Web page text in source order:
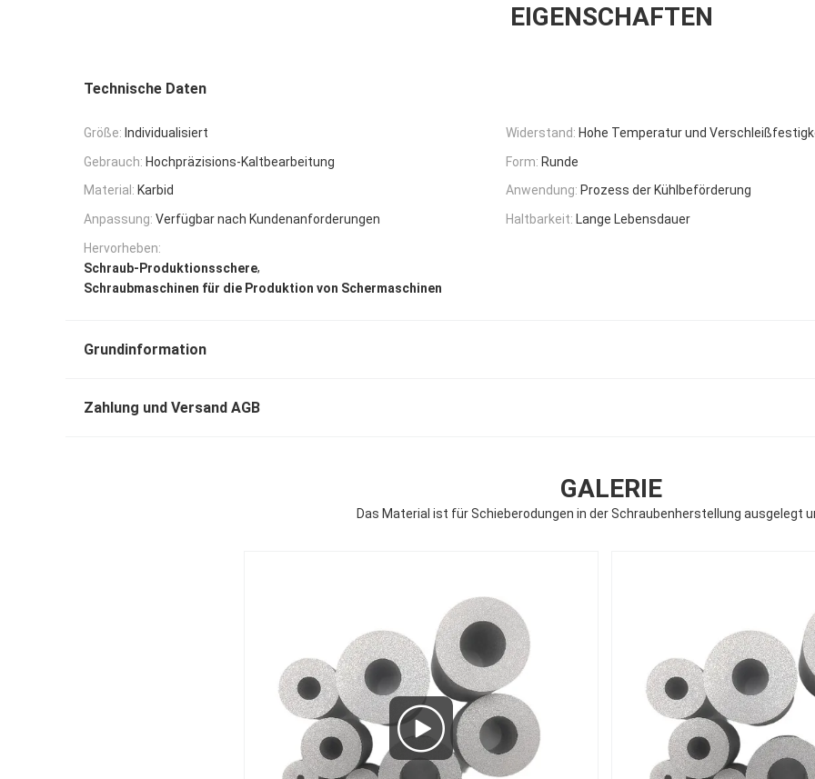
EIGENSCHAFTEN
Technische Daten
Größe: Individualisiert Widerstand: Hohe Temperatur und
Gebrauch: Hochpräzisions-Kaltbearbeitung Form: Runde
Material: Karbid Anwendung: Prozess der Kühlbeförderung
Anpassung: Verfügbar nach Kundenanforderungen Haltbarkeit: Lange Lebensdauer
Hervorheben:
Schraub-Produktionsschere,
Schraubmaschinen für die Produktion von Schermaschinen
Grundinformation
Zahlung und Versand AGB
GALERIE
Das Material ist für Schieberodungen in der Schraubenherstellung ausgelegt